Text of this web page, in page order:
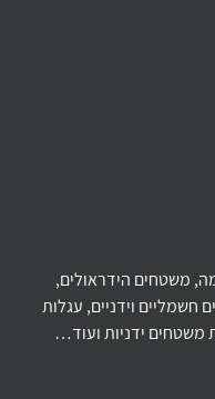
משטחים הידראולים,
חשמליים וידניים, עגלות
משטחים ידניות ועוד…